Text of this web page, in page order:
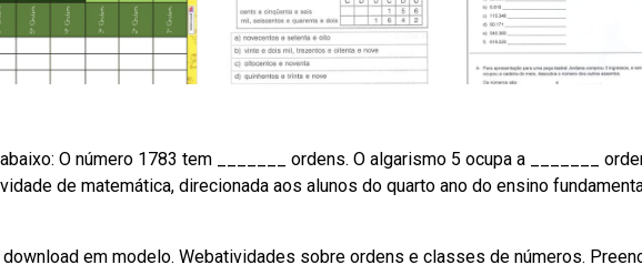
O número 1783 tem _______ ordens. O algarismo 5 ocupa a _______
de matemática, direcionada aos alunos do quarto ano do ensino
em modelo. Webatividades sobre ordens e classes de números.